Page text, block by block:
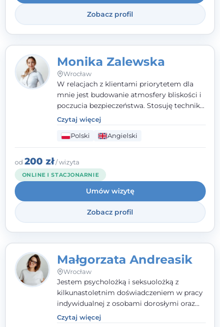
relacjach z Klientami. Istotna dla nie jest
również koncentracja na dostępnych
zasobach.
Zobacz profil
Monika Zalewska
Wrocław
W relacjach z klientami priorytetem dla
mnie jest budowanie atmosfery bliskości i
poczucia bezpieczeństwa. Stosuję techniki
poznawczo-behawioralne oraz metody,
które koncentrują się na rozwiązaniach
(TSR). Te polegają na osiąganiu
zamierzonych celów (doprowadzeniu do
rozwiązania trudnych sytuacji) poprzez
identyfikowanie i wzmacnianie zasobów
oraz mocnych stron klienta. W swojej
pracy korzystam także z metod dialogu
motywacyjnego itreningu uważności.
Czytaj więcej
Polski Angielski
od 200 zł/ wizyta
ONLINE I STACJONARNIE
Umów wizytę
Zobacz profil
Małgorzata Andreasik
Wrocław
Jestem psycholożką i seksuolożką z
kilkunastoletnim doświadczeniem w pracy
indywidualnej z osobami dorosłymi oraz
parami. Specjalizuję się w obszarze zdrowia
seksualnego, żałoby, kryzysów życiowych i
Czytaj więcej